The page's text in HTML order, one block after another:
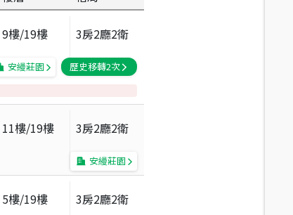
9樓/19樓 3房2廳2衛
安縵莊園 歷史移轉2次
11樓/19樓 3房2廳2衛
安縵莊園
5樓/19樓 3房2廳2衛